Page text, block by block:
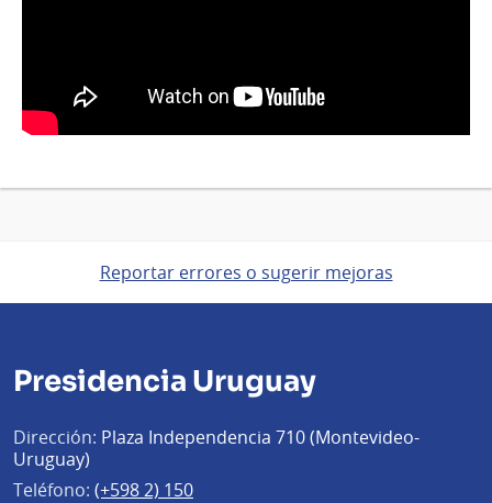
Reportar errores o sugerir mejoras
Presidencia Uruguay
Dirección: Plaza Independencia 710 (Montevideo-
Uruguay)
Teléfono: (+598 2) 150